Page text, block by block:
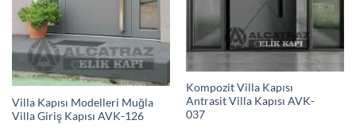
Villa Kapısı Modelleri Muğla
Villa Giriş Kapısı AVK-126
Kompozit Villa Kapısı
Antrasit Villa Kapısı AVK-
037